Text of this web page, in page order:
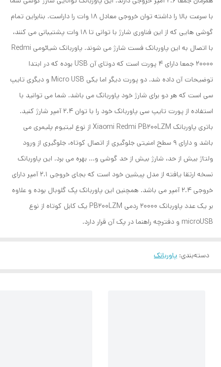
با سرعت بالا را داشته توان خروجی معادل 18 وات را داراست. بنابراین تمام
گوشی هایی که از این فناوری شارژ با توانی تا 18 وات پشتیبانی می کنند،
با اتصال به این پاوربانک فست شارژ می شوند. پاوربانک شیائومی Redmi
20000 جمعا دارای 4 پورت است که دوتای آن USB بوده که در ابتدا
توضیحات آن داده شد. دو پورت دیگر اما یکی Micro USB و دیگری تایپ
سی است که هر دو برای شارژ خود پاوربانک می باشد. شما می توانید با
استفاده از پورت تایپ سی پاوربانک خود را با توان 2.4 آمپر شارژ کنید.
باتری پاوربانک Xiaomi Redmi PB200LZM از نوع لیتیوم پلیمری می
باشد و دارای 9 سطح امنیتی جلوگیری از اتصال کوتاه، جلوگیری از ورود
ولتاژ بیش از حد، شارژ بیش از حد گوشی و... بهره می برد. این پاوربانک
نسخه ارتقا یافته از مدل پیشین خود است که بجای خروجی 2.1 آمپر دارای
خروجی 2.4 آمپر می باشد. همچنین این پاوربانک پک گلوبال بوده و علاوه
بر یک عدد پاوربانک 20000 ردمی PB200LZM یک کابل کوتاه از نوع
microUSB و دفترچه راهنما در پک آن قرار دارد.
دسته‌بندی: پاوربانک